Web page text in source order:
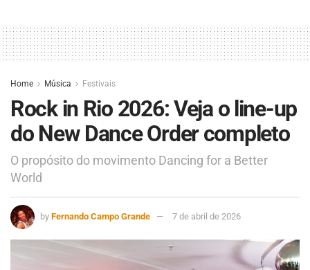
Home Música Festivais
Rock in Rio 2026: Veja o line-up
do New Dance Order completo
O propósito do movimento Dancing for a Better
World
by Fernando Campo Grande 7 de abril de 2026